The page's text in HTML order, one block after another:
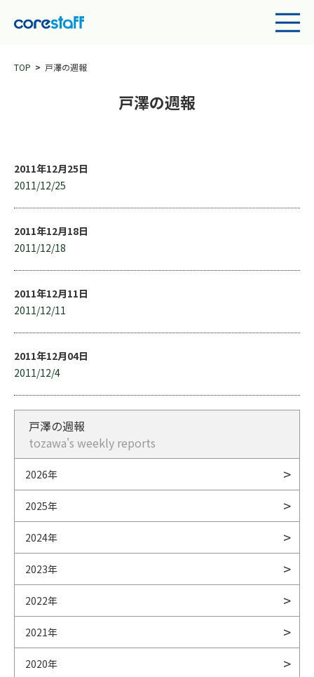
TOP 戸澤の週報
戸澤の週報
2011年12月25日
2011/12/25
2011年12月18日
2011/12/18
2011年12月11日
2011/12/11
2011年12月04日
2011/12/4
戸澤の週報
tozawa's weekly reports
2026年
2025年
2024年
2023年
2022年
2021年
2020年